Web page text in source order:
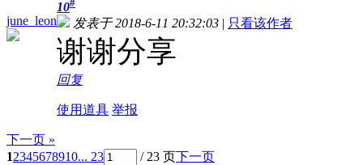
june_leon
10#
发表于 2018-6-11 20:32:03 | 只看该作者
谢谢分享
回复
使用道具 举报
下一页 »
12345678910... 23 / 23 页下一页